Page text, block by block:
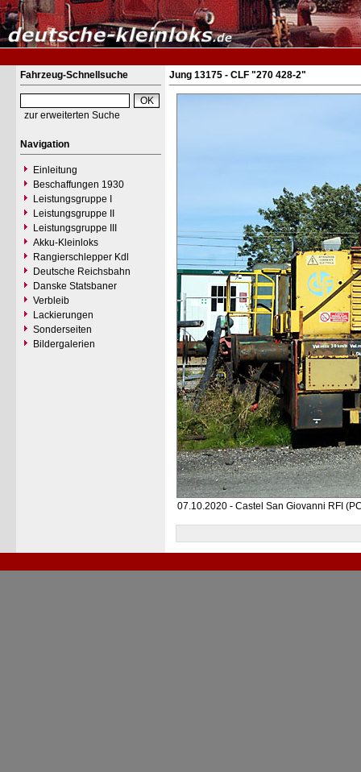
Fahrzeug-Schnellsuche
zur erweiterten Suche
Navigation
Einleitung
Beschaffungen 1930
Leistungsgruppe I
Leistungsgruppe II
Leistungsgruppe III
Akku-Kleinloks
Rangierschlepper Kdl
Deutsche Reichsbahn
Danske Statsbaner
Verbleib
Lackierungen
Sonderseiten
Bildergalerien
Jung 13175 - CLF "270 428-2"
07.10.2020 - Castel San Giovanni RFI